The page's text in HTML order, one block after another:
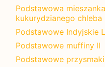
Podstawowa
kukurydzianego chleba
Podstawowe Indyjskie
Podstawowe muffiny II
Podstawowe